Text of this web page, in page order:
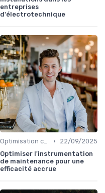
entreprises
d'électrotechnique
Optimisation coûts •
22/09/2025
Optimiser l'instrumentation
de maintenance pour une
efficacité accrue